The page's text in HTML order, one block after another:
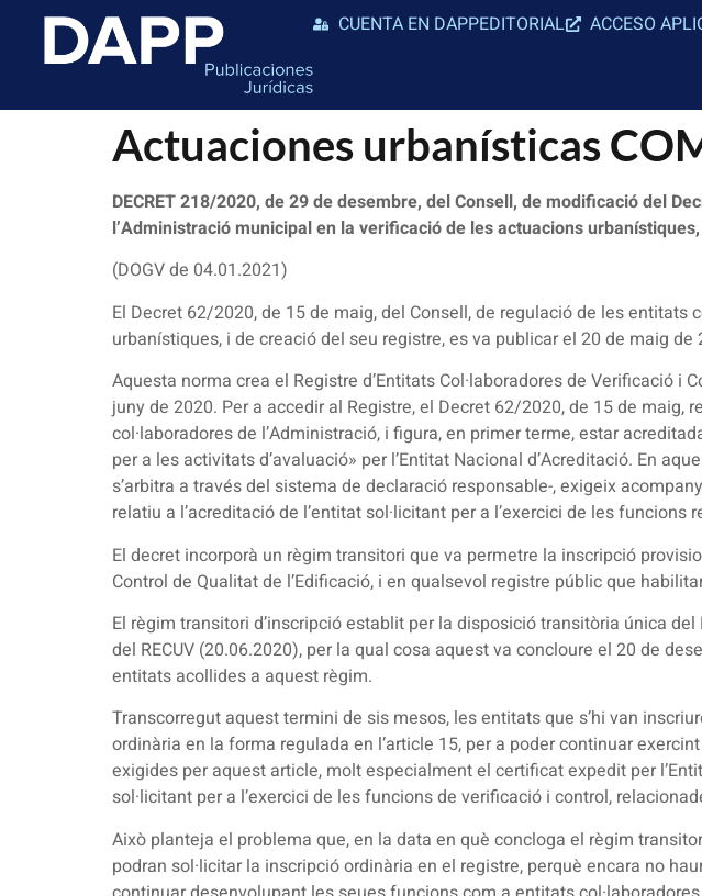
CUENTA EN DAPPEDITORIAL ACCESO
Actuaciones urbanísticas
DECRET 218/2020, de 29 de desembre, del Consell, de modificació del
l’Administració municipal en la verificació de les actuacions
(DOGV de 04.01.2021)
El Decret 62/2020, de 15 de maig, del Consell, de regulació de les
urbanístiques, i de creació del seu registre, es va publicar el 20 de maig de
Aquesta norma crea el Registre d’Entitats Col·laboradores de Verificació
juny de 2020. Per a accedir al Registre, el Decret 62/2020, de 15 de
col·laboradores de l’Administració, i figura, en primer terme, estar
per a les activitats d’avaluació» per l’Entitat Nacional d’Acreditació. En
s’arbitra a través del sistema de declaració responsable-, exigeix
relatiu a l’acreditació de l’entitat sol·licitant per a l’exercici de les funcions
El decret incorporà un règim transitori que va permetre la inscripció
Control de Qualitat de l’Edificació, i en qualsevol registre públic que
El règim transitori d’inscripció establit per la disposició transitòria única
del RECUV (20.06.2020), per la qual cosa aquest va concloure el 20 de
entitats acollides a aquest règim.
Transcorregut aquest termini de sis mesos, les entitats que s’hi van
ordinària en la forma regulada en l’article 15, per a poder continuar
exigides per aquest article, molt especialment el certificat expedit per
sol·licitant per a l’exercici de les funcions de verificació i control,
Això planteja el problema que, en la data en què concloga el règim
podran sol·licitar la inscripció ordinària en el registre, perquè encara no